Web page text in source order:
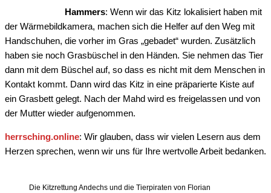
Hammers: Wenn wir das Kitz lokalisiert haben mit
der Wärmebildkamera, machen sich die Helfer auf den Weg mit
Handschuhen, die vorher im Gras „gebadet“ wurden. Zusätzlich
haben sie noch Grasbüschel in den Händen. Sie nehmen das Tier
dann mit dem Büschel auf, so dass es nicht mit dem Menschen in
Kontakt kommt. Dann wird das Kitz in eine präparierte Kiste auf
ein Grasbett gelegt. Nach der Mahd wird es freigelassen und von
der Mutter wieder aufgenommen.
herrsching.online: Wir glauben, dass wir vielen Lesern aus dem
Herzen sprechen, wenn wir uns für Ihre wertvolle Arbeit bedanken.
Die Kitzrettung Andechs und die Tierpiraten von Florian